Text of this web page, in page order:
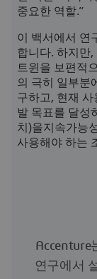
중요한 역할.”
이 백서에서 연
합니다. 하지만
트윈을 보편적
의 극히 일부분
구하고, 현재
발 목표를 달성
치)을지속가능
사용해야 하는
Accenture
연구에서